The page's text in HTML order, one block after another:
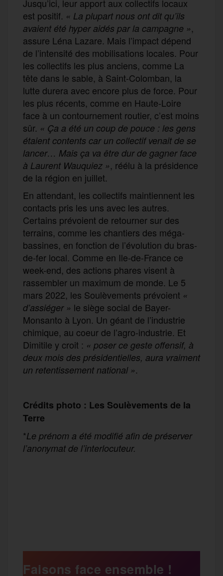
Jusqu’ici, leur apport aux collectifs locaux
est positif. « La plupart nous ont dit qu’ils
avaient été hyper aidés par la campagne »,
assure Léna Lazare. Mais l’impact dépend
de l’intensité des mobilisations locales. Pour
les collectifs les plus anciens, comme La
tête dans le sable, à Saint-Colomban, la
lutte durera avec encore plus de force. Pour
les plus récents, comme en Haute-Loire
face à un contournement routier, c’est moins
sûr. « Ça a été un coup de pouce : les gens
étaient contents car un collectif venait de se
lancer… Mais ça va être dur de gagner face
à Laurent Wauquiez », réélu à la présidence
de la région en juillet.
En attendant, les collectifs maintiennent les
contacts pris les uns avec les autres.
Certains prévoient de retourner sur des
terrains, comme les chantiers des méga-
bassines, en fonction de l’évolution du bras-
de-fer local. Comme en Ile-de-France ce
week-end, des actions phares visent à
rassembler un maximum de monde. Le 5
mars 2022, les Soulèvements prévoient «
d’assiéger » le siège social de Bayer-
Monsanto à Lyon. Un géant de l’industrie
chimique, au coeur de l’agro-industrie. Et
Dimitile y croit : « poser ce geste offensif, à
deux mois des présidentielles, aura vraiment
un retentissement national ».
Crédits photo : Les Soulèvements de la
Terre
*Le prénom a été modifié afin de préserver
l’anonymat de l’interlocuteur.
s
Faisons face ensemble !